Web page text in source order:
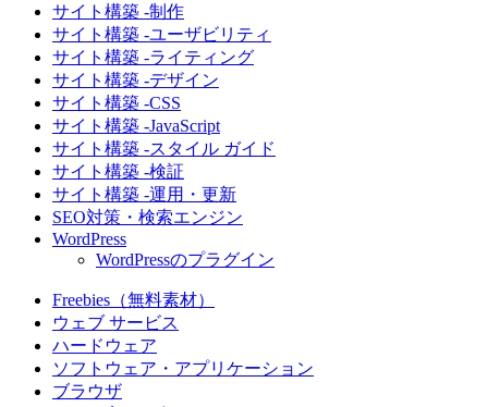
サイト構築 -制作
サイト構築 -ユーザビリティ
サイト構築 -ライティング
サイト構築 -デザイン
サイト構築 -CSS
サイト構築 -JavaScript
サイト構築 -スタイル ガイド
サイト構築 -検証
サイト構築 -運用・更新
SEO対策・検索エンジン
WordPress
WordPressのプラグイン
Freebies（無料素材）
ウェブ サービス
ハードウェア
ソフトウェア・アプリケーション
ブラウザ